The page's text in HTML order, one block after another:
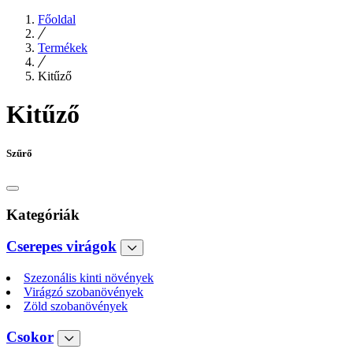
Főoldal
Termékek
Kitűző
Kitűző
Szűrő
Kategóriák
Cserepes virágok
Szezonális kinti növények
Virágzó szobanövények
Zöld szobanövények
Csokor